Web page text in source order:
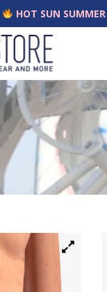
HOT SUN